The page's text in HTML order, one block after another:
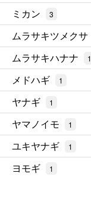
ミカン 3
ムラサキツメクサ
ムラサキハナナ 1
メドハギ 1
ヤナギ 1
ヤマノイモ 1
ユキヤナギ 1
ヨモギ 1